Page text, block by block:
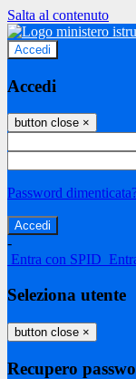
Salta al contenuto
Accedi
Accedi
button close ×
Password
-
Entra con SPID
Seleziona utente
button close ×
Recupero